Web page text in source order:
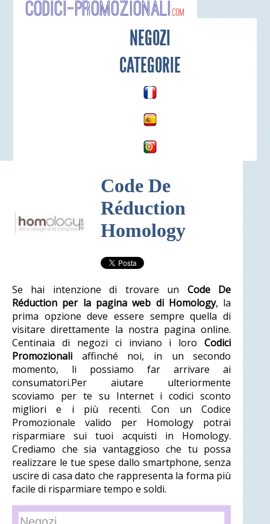
Codici-
NEGOZI
CATEGORIE
Code De
Réduction
Homology
Se hai intenzione di trovare un Code De
Réduction per la pagina web di Homology, la
prima opzione deve essere sempre quella di
visitare direttamente la nostra pagina online.
Centinaia di negozi ci inviano i loroCodici
Promozionali affinché noi, in un secondo
momento, li possiamo far arrivare ai
consumatori.Per aiutare ulteriormente
scoviamo per te su Internet i codici sconto
migliori e i più recenti. Con un Codice
Promozionale valido per Homology potrai
risparmiare sui tuoi acquisti in Homology.
Crediamo che sia vantaggioso che tu possa
realizzare le tue spese dallo smartphone, senza
uscire di casa dato che rappresenta la forma più
facile di risparmiare tempo e soldi.